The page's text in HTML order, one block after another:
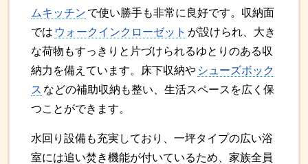
ムキッチン で使い勝手も非常に良好です。収納面
では ウォークインクローゼット が設けられ、大き
な荷物もすっきりと片づけられるゆとりのある収
納力を備えています。床下収納や シューズボック
ス などの補助収納も整い、生活スペースを広く保
つことができます。
水回り設備も充実しており、一坪タイプの広い浴
室には追い焚き機能が付いているため、家族全員